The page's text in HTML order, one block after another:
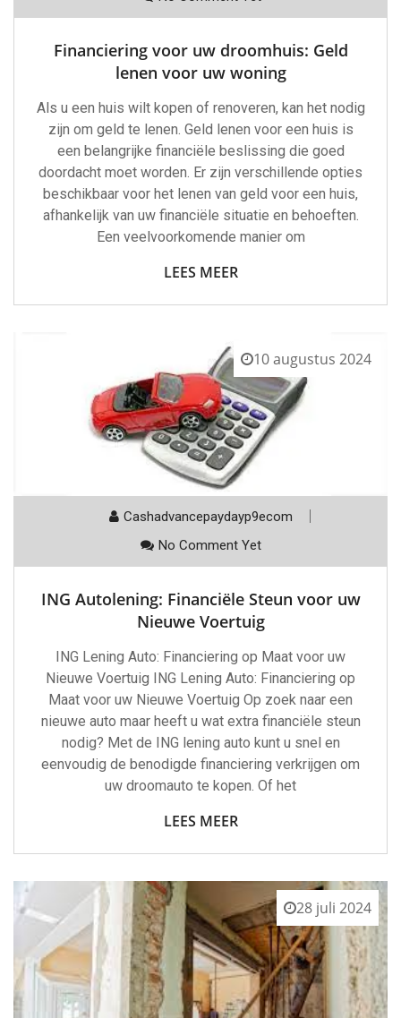
Financiering voor uw droomhuis: Geld
lenen voor uw woning
Als u een huis wilt kopen of renoveren, kan het nodig
zijn om geld te lenen. Geld lenen voor een huis is
een belangrijke financiële beslissing die goed
doordacht moet worden. Er zijn verschillende opties
beschikbaar voor het lenen van geld voor een huis,
afhankelijk van uw financiële situatie en behoeften.
Een veelvoorkomende manier om
LEES MEER
10 augustus 2024
Cashadvancepaydayp9ecom
No Comment Yet
ING Autolening: Financiële Steun voor uw
Nieuwe Voertuig
ING Lening Auto: Financiering op Maat voor uw
Nieuwe Voertuig ING Lening Auto: Financiering op
Maat voor uw Nieuwe Voertuig Op zoek naar een
nieuwe auto maar heeft u wat extra financiële steun
nodig? Met de ING lening auto kunt u snel en
eenvoudig de benodigde financiering verkrijgen om
uw droomauto te kopen. Of het
LEES MEER
28 juli 2024